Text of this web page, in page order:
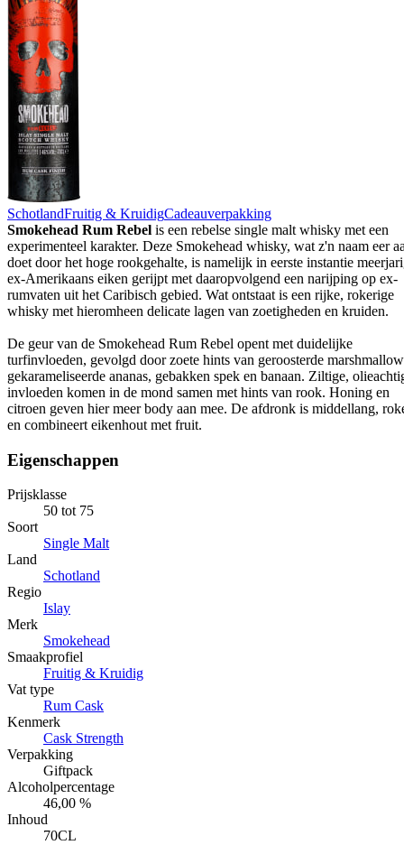
SchotlandFruitig & KruidigCadeauverpakking
Smokehead Rum Rebel is een rebelse single malt whisky met een
experimenteel karakter. Deze Smokehead whisky, wat z'n naam eer
doet door het hoge rookgehalte, is namelijk in eerste instantie
ex-Amerikaans eiken gerijpt met daaropvolgend een narijping op ex-
rumvaten uit het Caribisch gebied. Wat ontstaat is een rijke, rokerige
whisky met hieromheen delicate lagen van zoetigheden en kruiden.
De geur van de Smokehead Rum Rebel opent met duidelijke
turfinvloeden, gevolgd door zoete hints van geroosterde
gekarameliseerde ananas, gebakken spek en banaan. Ziltige,
invloeden komen in de mond samen met hints van rook. Honing en
citroen geven hier meer body aan mee. De afdronk is middellang,
en combineert eikenhout met fruit.
Eigenschappen
Prijsklasse
50 tot 75
Soort
Single Malt
Land
Schotland
Regio
Islay
Merk
Smokehead
Smaakprofiel
Fruitig & Kruidig
Vat type
Rum Cask
Kenmerk
Cask Strength
Verpakking
Giftpack
Alcoholpercentage
46,00 %
Inhoud
70CL